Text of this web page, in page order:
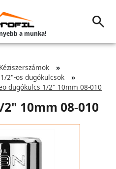
a munka!
Kéziszerszámok
1/2"-os dugókulcsok
dugókulcs 1/2" 10mm 08-010
10mm 08-010